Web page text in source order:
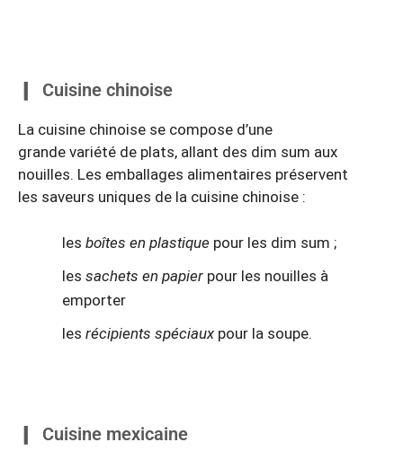
Cuisine chinoise
La cuisine chinoise se compose d’une
grande variété de plats, allant des dim sum aux
nouilles. Les emballages alimentaires préservent
les saveurs uniques de la cuisine chinoise :
les boîtes en plastique pour les dim sum ;
les sachets en papier pour les nouilles à
emporter
les récipients spéciaux pour la soupe.
Cuisine mexicaine